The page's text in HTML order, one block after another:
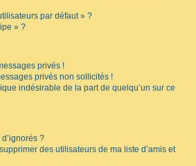
par défaut » ?
» ?
privés !
privés non sollicités !
indésirable de la part de quelqu’un sur ce
?
des utilisateurs de ma liste d’amis et